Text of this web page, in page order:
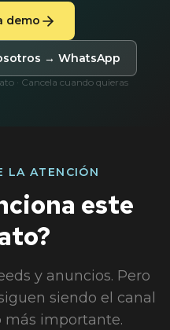
demo
→ WhatsApp
· Cancela cuando quieras
LA ATENCIÓN
este
y anuncios. Pero
siendo el canal
más importante.